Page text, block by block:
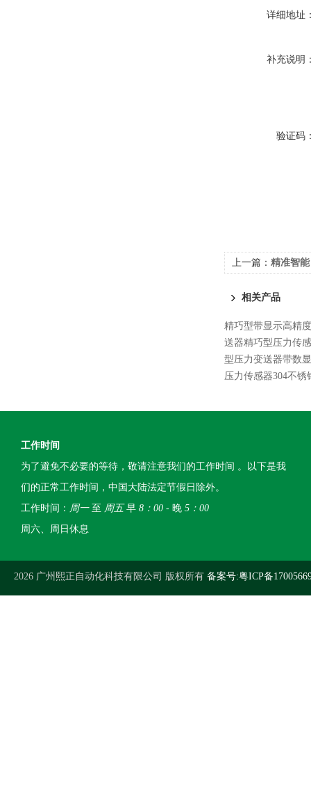
详细地址
补充说明
验证码
上一篇： 精准智
相关产品
精巧型带显示高精
送器精巧型压力传
型压力变送器带数
压力传感器304不锈
工作时间
为了避免不必要的等待，敬请注意我们的工作时间 。以下是我
们的正常工作时间，中国大陆法定节假日除外。
工作时间： 周一至 周五早 8：00 - 晚 5：00
周六、周日休息
2026 广州熙正自动化科技有限公司 版权所有 备案号:粤ICP备